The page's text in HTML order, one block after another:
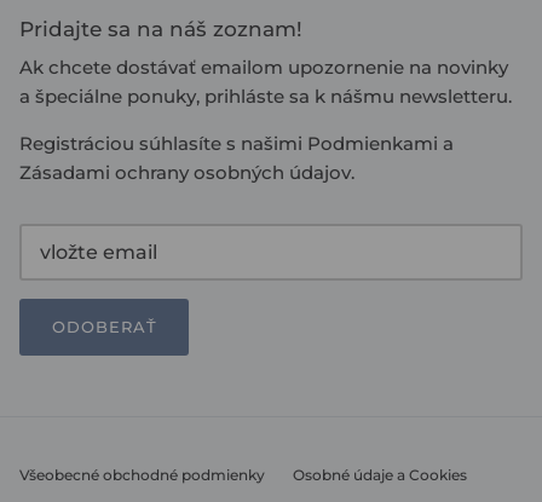
Pridajte sa na náš zoznam!
Ak chcete dostávať emailom upozornenie na novinky
a špeciálne ponuky, prihláste sa k nášmu newsletteru.
Registráciou súhlasíte s našimi Podmienkami a
Zásadami ochrany osobných údajov.
ODOBERAŤ
Všeobecné obchodné podmienky Osobné údaje a Cookies